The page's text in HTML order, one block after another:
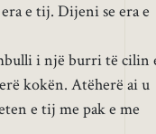
e tij. Dijeni se era e
i një burri të cilin
kokën. Atëherë ai u
e tij me pak e me